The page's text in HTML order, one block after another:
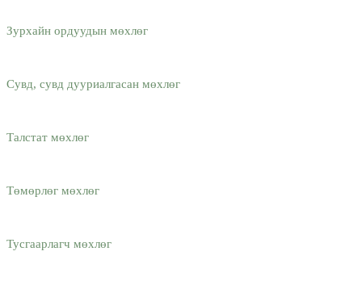
Зурхайн ордуудын мөхлөг
Сувд, сувд дууриалгасан мөхлөг
Талстат мөхлөг
Төмөрлөг мөхлөг
Тусгаарлагч мөхлөг